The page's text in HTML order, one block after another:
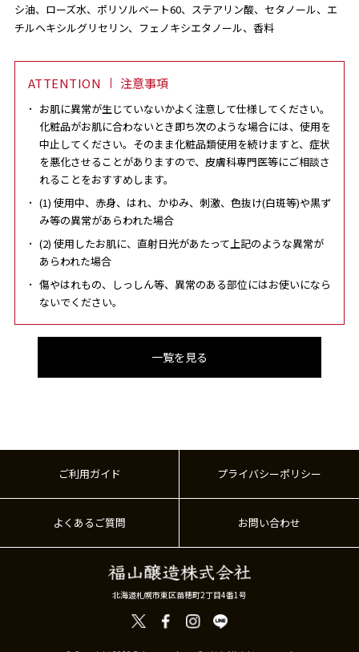
シ油、ローズ水、ポリソルベート60、ステアリン酸、セタノール、エ
チルヘキシルグリセリン、フェノキシエタノール、香料
ATTENTION 注意事項
お肌に異常が生じていないかよく注意して仕様してください。
化粧品がお肌に合わないとき即ち次のような場合には、使用を
中止してください。そのまま化粧品類使用を続けますと、症状
を悪化させることがありますので、皮膚科専門医等にご相談さ
れることをおすすめします。
(1) 使用中、赤身、はれ、かゆみ、刺激、色抜け(白斑等)や黒ず
み等の異常があらわれた場合
(2) 使用したお肌に、直射日光があたって上記のような異常が
あらわれた場合
傷やはれもの、しっしん等、異常のある部位にはお使いになら
ないでください。
一覧を見る
北海道札幌市東区苗穂町2丁目4番1号
ご利用ガイド プライバシーポリシー
よくあるご質問 お問い合わせ